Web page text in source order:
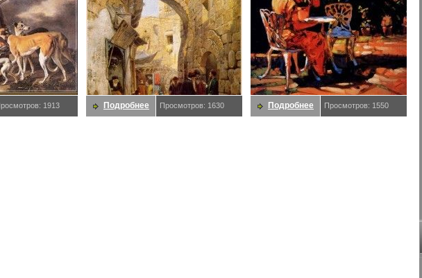
1913 Подробнее Просмотров: 1630 Подробнее Просмотров: 1550